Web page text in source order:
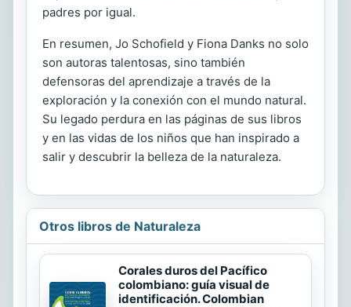
padres por igual.
En resumen, Jo Schofield y Fiona Danks no solo
son autoras talentosas, sino también
defensoras del aprendizaje a través de la
exploración y la conexión con el mundo natural.
Su legado perdura en las páginas de sus libros
y en las vidas de los niños que han inspirado a
salir y descubrir la belleza de la naturaleza.
Otros libros de Naturaleza
Corales duros del Pacífico
colombiano: guía visual de
identificación. Colombian